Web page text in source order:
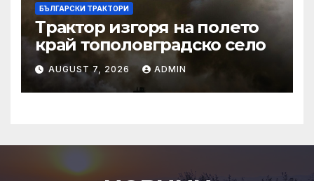
БЪЛГАРСКИ ТРАКТОРИ
Трактор изгоря на полето
край тополовградско село
AUGUST 7, 2026 ADMIN